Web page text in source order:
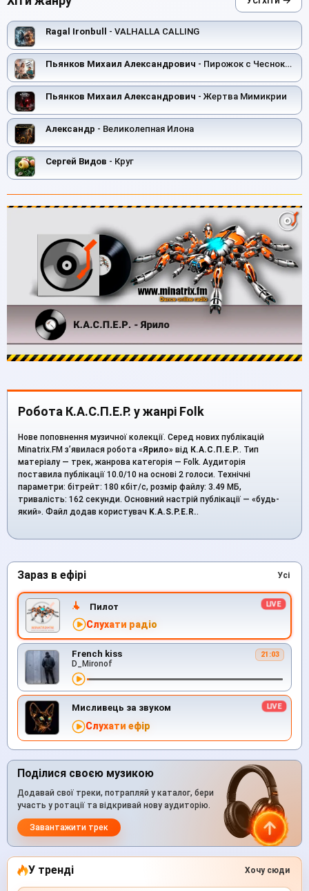
Ragal Ironbull - VALHALLA CALLING
Пьянков Михаил Александрович - Пирожок с Чесноком
Пьянков Михаил Александрович - Жертва Мимикрии
Александр - Великолепная Илона
Сергей Видов - Круг
Робота К.А.С.П.Е.Р. у жанрі Folk
Нове поповнення музичної колекції. Серед нових публікацій
Minatrix.FM з’явилася робота «Ярило» від К.А.С.П.Е.Р.. Тип
матеріалу — трек, жанрова категорія — Folk. Аудиторія
поставила публікації 10.0/10 на основі 2 голоси. Технічні
параметри: бітрейт: 180 кбіт/с, розмір файлу: 3.49 МБ,
тривалість: 162 секунди. Основний настрій публікації — «будь-
який». Файл додав користувач K.A.S.P.E.R..
Зараз в ефірі Усі
Пилот
Слухати радіо
French kiss 21:03
D_Mironof
Мисливець за звуком
Слухати ефір
Поділися своєю музикою
Додавай свої треки, потрапляй у каталог, бери
участь у ротації та відкривай нову аудиторію.
Завантажити трек
У тренді Хочу сюди